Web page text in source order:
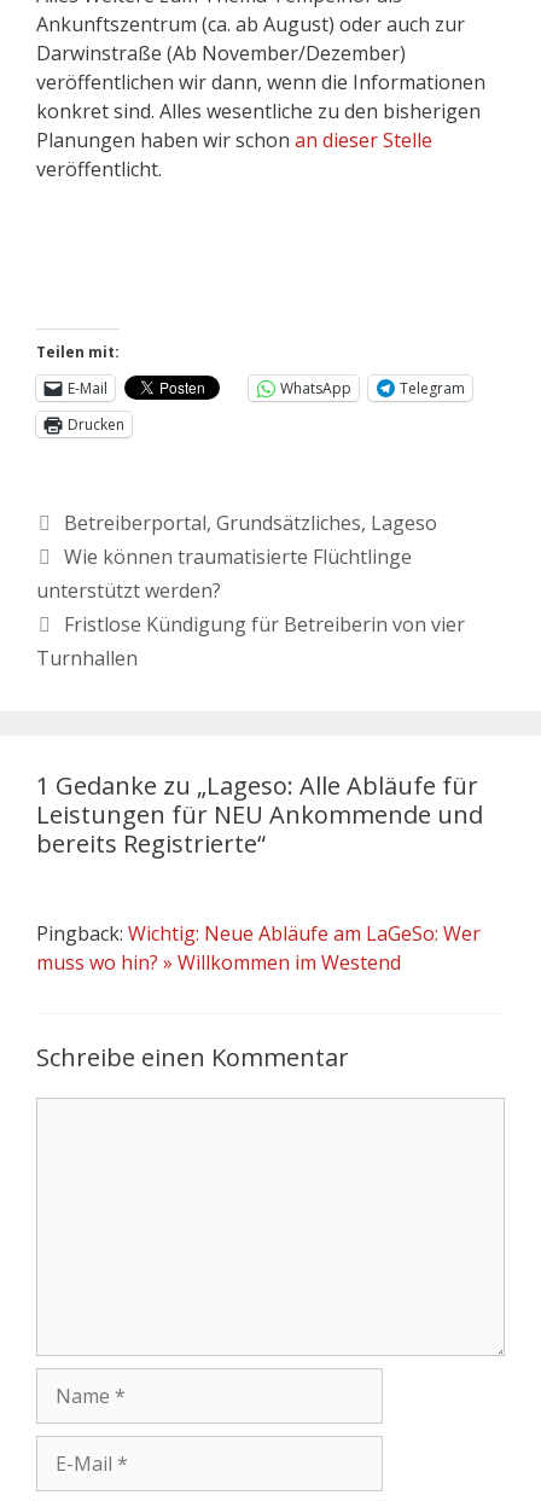
Ankunftszentrum (ca. ab August) oder auch zur
Darwinstraße (Ab November/Dezember)
veröffentlichen wir dann, wenn die Informationen
konkret sind. Alles wesentliche zu den bisherigen
Planungen haben wir schon an dieser Stelle
veröffentlicht.
Teilen mit:
E-Mail
WhatsApp
Telegram
Drucken
Betreiberportal, Grundsätzliches, Lageso
Wie können traumatisierte Flüchtlinge
unterstützt werden?
Fristlose Kündigung für Betreiberin von vier
Turnhallen
1 Gedanke zu „Lageso: Alle Abläufe für
Leistungen für NEU Ankommende und
bereits Registrierte“
Pingback: Wichtig: Neue Abläufe am LaGeSo: Wer
muss wo hin? » Willkommen im Westend
Schreibe einen Kommentar